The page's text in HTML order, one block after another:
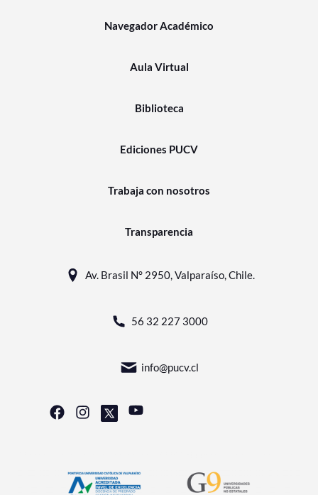
Navegador Académico
Aula Virtual
Biblioteca
Ediciones PUCV
Trabaja con nosotros
Transparencia
Av. Brasil N° 2950, Valparaíso, Chile.
56 32 227 3000
info@pucv.cl